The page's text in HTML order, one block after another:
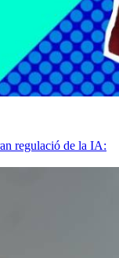
regulació de la IA: